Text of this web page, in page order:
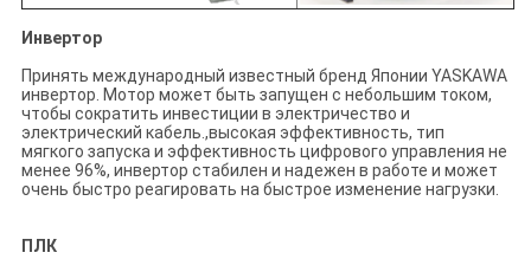
Инвертор
Принять международный известный бренд Японии YASKAWA
инвертор. Мотор может быть запущен с небольшим током,
чтобы сократить инвестиции в электричество и
электрический кабель.,высокая эффективность, тип
мягкого запуска и эффективность цифрового управления не
менее 96%, инвертор стабилен и надежен в работе и может
очень быстро реагировать на быстрое изменение нагрузки.
ПЛК